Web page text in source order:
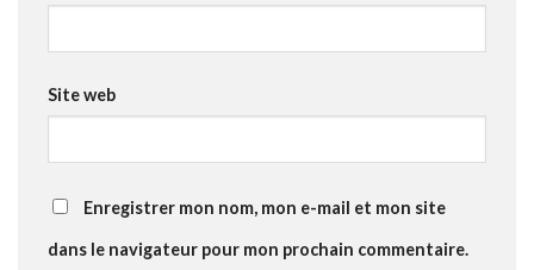
Site web
Enregistrer mon nom, mon e-mail et mon site
dans le navigateur pour mon prochain commentaire.